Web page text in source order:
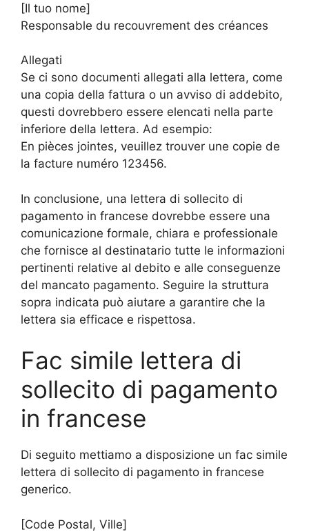
[Il tuo nome]
Responsable du recouvrement des créances
Allegati
Se ci sono documenti allegati alla lettera, come
una copia della fattura o un avviso di addebito,
questi dovrebbero essere elencati nella parte
inferiore della lettera. Ad esempio:
En pièces jointes, veuillez trouver une copie de
la facture numéro 123456.
In conclusione, una lettera di sollecito di
pagamento in francese dovrebbe essere una
comunicazione formale, chiara e professionale
che fornisce al destinatario tutte le informazioni
pertinenti relative al debito e alle conseguenze
del mancato pagamento. Seguire la struttura
sopra indicata può aiutare a garantire che la
lettera sia efficace e rispettosa.
Fac simile lettera di
sollecito di pagamento
in francese
Di seguito mettiamo a disposizione un fac simile
lettera di sollecito di pagamento in francese
generico.
[Code Postal, Ville]